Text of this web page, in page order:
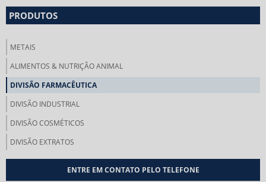
PRODUTOS
METAIS
ALIMENTOS & NUTRIÇÃO ANIMAL
DIVISÃO FARMACÊUTICA
DIVISÃO INDUSTRIAL
DIVISÃO COSMÉTICOS
DIVISÃO EXTRATOS
ENTRE EM CONTATO PELO TELEFONE